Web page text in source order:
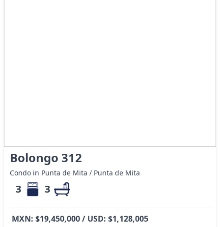
Bolongo 312
Condo in Punta de Mita / Punta de Mita
3 3
MXN: $19,450,000 / USD: $1,128,005